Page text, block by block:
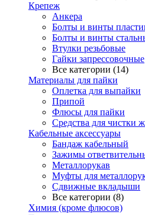
Крепеж
Анкера
Болты и винты
Болты и винты
Втулки резьбовые
Гайки запрессовочные
Все категории (14)
Материалы для пайки
Оплетка для выпайки
Припой
Флюсы для пайки
Средства для чистки
Кабельные аксессуары
Бандаж кабельный
Зажимы
Металлорукав
Муфты для
Сдвижные вкладыши
Все категории (8)
Химия (кроме флюсов)